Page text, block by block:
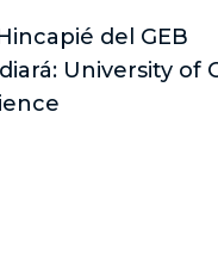
del GEB
University of